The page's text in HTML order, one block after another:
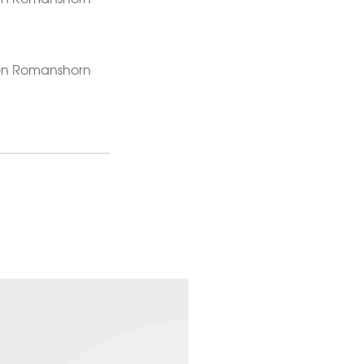
Romanshorn